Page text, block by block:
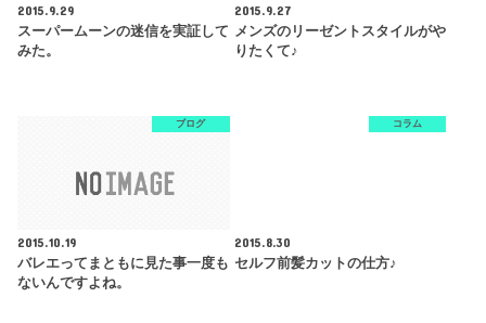
2015.9.29
スーパームーンの迷信を実証して
みた。
2015.9.27
メンズのリーゼントスタイルがや
りたくて♪
ブログ
2015.10.19
バレエってまともに見た事一度も
ないんですよね。
コラム
2015.8.30
セルフ前髪カットの仕方♪